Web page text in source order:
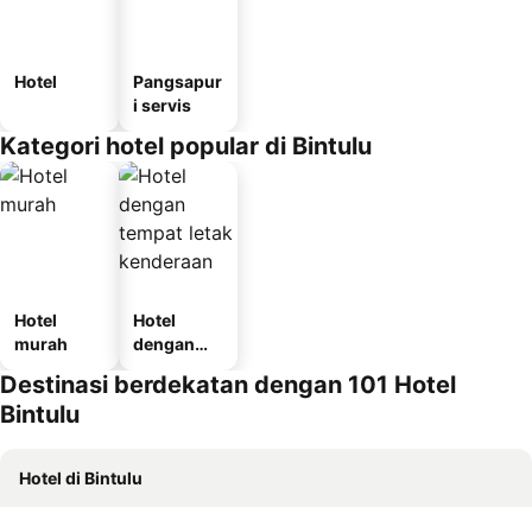
Hotel
Pangsapur
i servis
Kategori hotel popular di Bintulu
Hotel
murah
Hotel
dengan
letak
Destinasi berdekatan dengan 101 Hotel
Bintulu
Hotel di Bintulu